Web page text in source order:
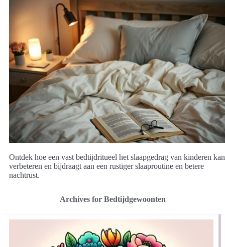
Ontdek hoe een vast bedtijdritueel het slaapgedrag van kinderen kan
verbeteren en bijdraagt aan een rustiger slaaproutine en betere
nachtrust.
Archives for Bedtijdgewoonten